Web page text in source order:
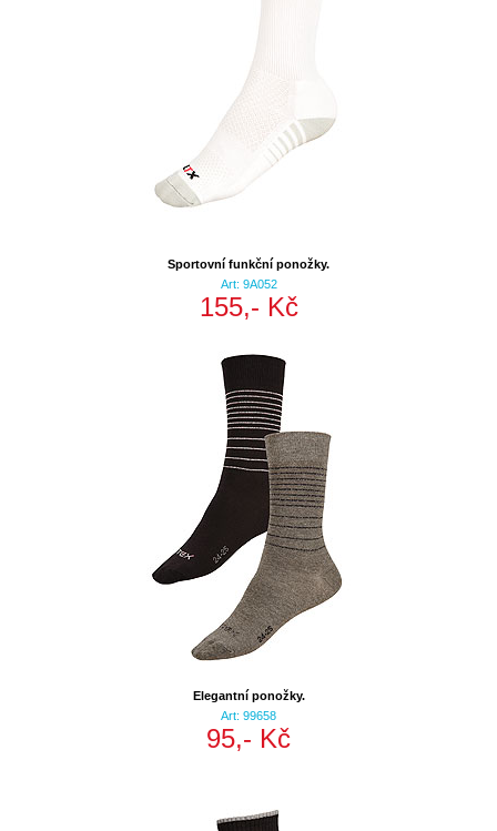
Sportovní funkční ponožky.
Art: 9A052
155,- Kč
Elegantní ponožky.
Art: 99658
95,- Kč